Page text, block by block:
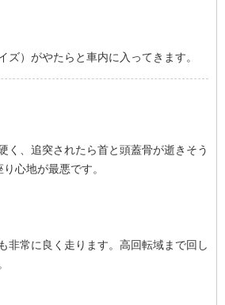
ズ）がやたらと車内に入ってきます。
く、追突されたら首と頭蓋骨が逝きそう
心地が最悪です。
非常に良く走ります。高回転域まで回し